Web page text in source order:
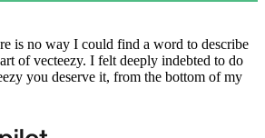
is no way I could find a word to describe
of vecteezy. I felt deeply indebted to do
you deserve it, from the bottom of my